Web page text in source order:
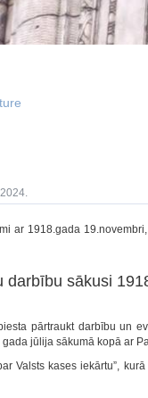
ar 1918.gada
darbību sākusi
pārtraukt darbību un
jūlija sākumā kopā ar
Valsts kases iekārtu”,